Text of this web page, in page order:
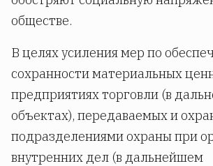
обществе.
В целях усиления мер по
сохранности материальных
предприятиях торговли (в
объектах), передаваемых и
подразделениями охраны при
внутренних дел (в дальнейшем